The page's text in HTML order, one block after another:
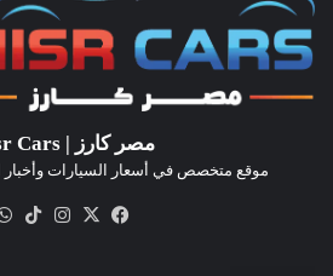
مصر كارز | Misr Cars
موقع متخصص في أسعار السيارات وأخبار
فيسبوك
‫X